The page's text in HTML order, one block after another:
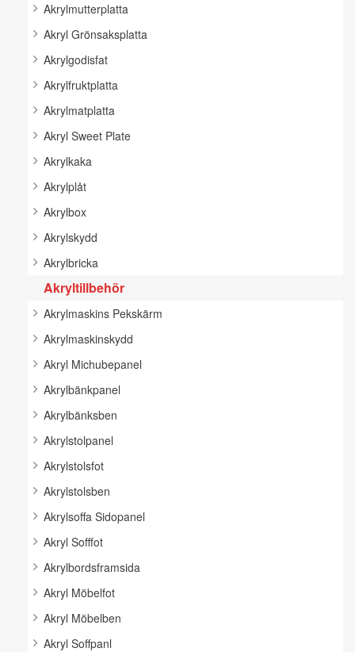
Akrylmutterplatta
Akryl Grönsaksplatta
Akrylgodisfat
Akrylfruktplatta
Akrylmatplatta
Akryl Sweet Plate
Akrylkaka
Akrylplåt
Akrylbox
Akrylskydd
Akrylbricka
Akryltillbehör
Akrylmaskins Pekskärm
Akrylmaskinskydd
Akryl Michubepanel
Akrylbänkpanel
Akrylbänksben
Akrylstolpanel
Akrylstolsfot
Akrylstolsben
Akrylsoffa Sidopanel
Akryl Sofffot
Akrylbordsframsida
Akryl Möbelfot
Akryl Möbelben
Akryl Soffpanl